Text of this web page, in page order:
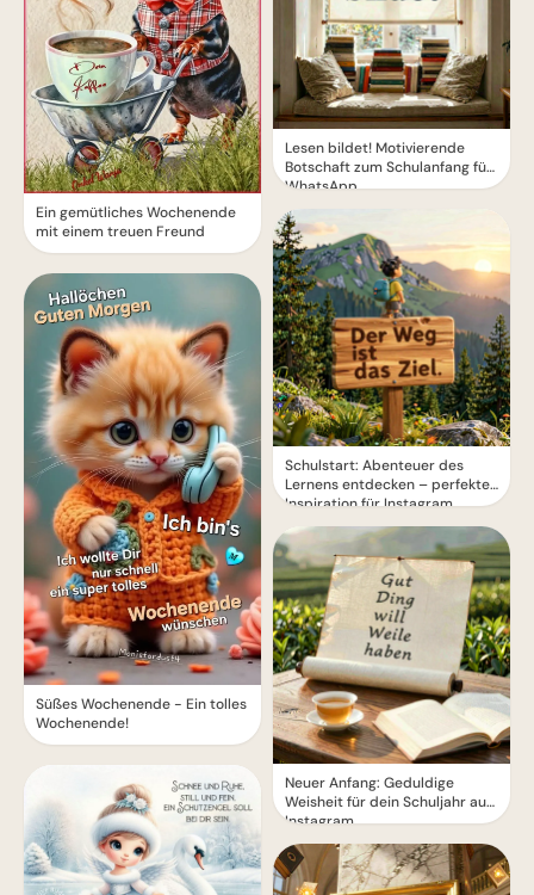
Ein gemütliches Wochenende
mit einem treuen Freund
Süßes Wochenende - Ein tolles
Wochenende!
Lesen bildet! Motivierende
Botschaft zum Schulanfang für
WhatsApp
Schulstart: Abenteuer des
Lernens entdecken – perfekte
Inspiration für Instagram
Neuer Anfang: Geduldige
Weisheit für dein Schuljahr auf
Instagram.